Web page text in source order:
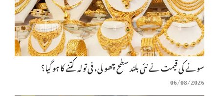
سونے کی قیمت نے نئی بلند سطح چھو لی، فی تولہ کتنے کا ہو گیا؟
06/08/2026